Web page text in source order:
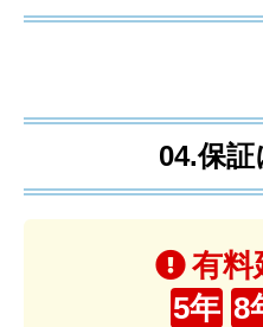
04.保
有料
5年 8